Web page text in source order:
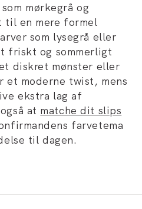
mørkegrå og
til en mere formel
som lysegrå eller
friskt og sommerligt
diskret mønster eller
moderne twist, mens
ekstra lag af
at matche dit slips
farvetema
til dagen.